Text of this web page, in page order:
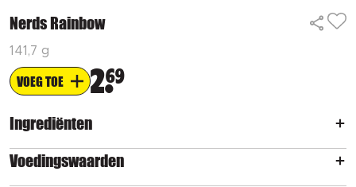
Nerds Rainbow
141,7 g
VOEG TOE 269
Ingrediënten
Voedingswaarden